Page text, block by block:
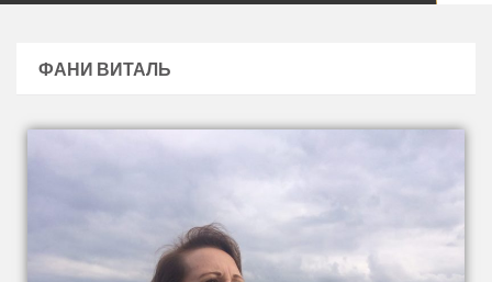
ФАНИ ВИТАЛЬ